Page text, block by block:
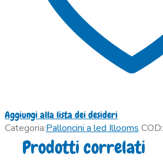
Aggiungi alla lista dei desideri
Categoria:Palloncini a led Illooms COD:
Prodotti correlati